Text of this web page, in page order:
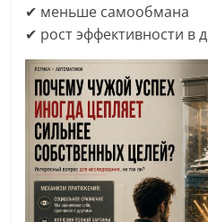
✔ меньше самообмана
✔ рост эффективности в